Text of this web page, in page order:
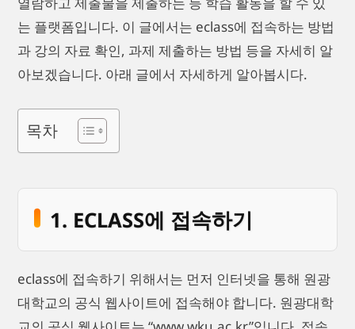
는 플랫폼입니다. 이 글에서는 eclass에 접속하는 방법
과 강의 자료 확인, 과제 제출하는 방법 등을 자세히 알
아보겠습니다. 아래 글에서 자세하게 알아봅시다.
목차
1. ECLASS에 접속하기
eclass에 접속하기 위해서는 먼저 인터넷을 통해 원광
대학교의 공식 웹사이트에 접속해야 합니다. 원광대학